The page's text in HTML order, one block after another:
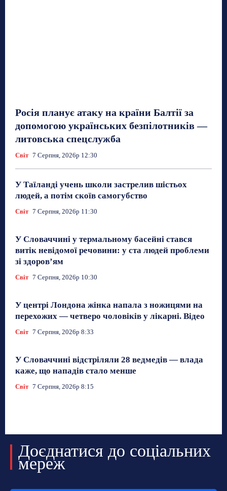
Росія планує атаку на країни Балтії за
допомогою українських безпілотників —
литовська спецслужба
Світ 7 Серпня, 2026р 12:30
У Таїланді учень школи застрелив шістьох
людей, а потім скоїв самогубство
Світ 7 Серпня, 2026р 11:30
У Словаччині у термальному басейні стався
витік невідомої речовини: у ста людей проблеми
зі здоров’ям
Світ 7 Серпня, 2026р 10:30
У центрі Лондона жінка напала з ножицями на
перехожих — четверо чоловіків у лікарні. Відео
Світ 7 Серпня, 2026р 8:33
У Словаччині відстріляли 28 ведмедів — влада
каже, що нападів стало менше
Світ 7 Серпня, 2026р 8:15
Доєднатися до соціальних
мереж